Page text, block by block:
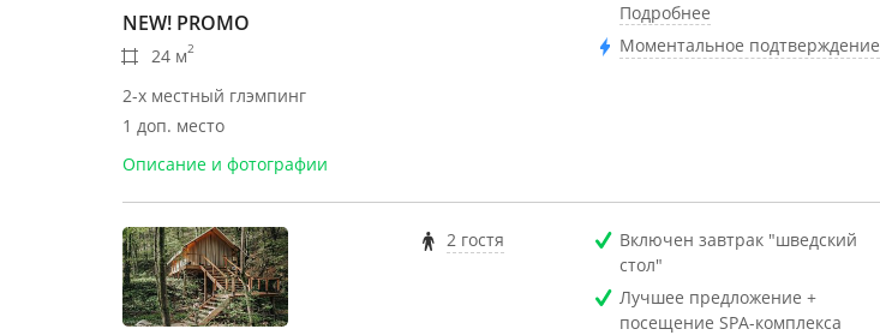
NEW! PROMO
24 м2
2-х местный глэмпинг
1 доп. место
Описание и фотографии
Подробнее
Моментальное подтверждение
2 гостя
Включен завтрак "шведский
стол"
Лучшее предложение +
посещение SPA-комплекса